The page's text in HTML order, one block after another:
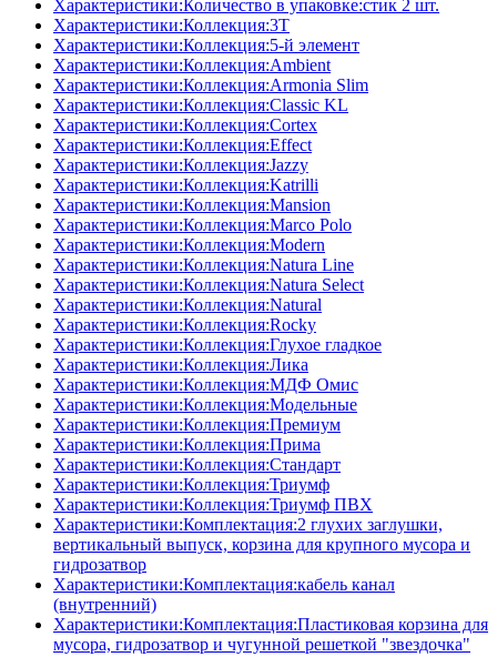
Характеристики:Количество в упаковке:стик 2 шт.
Характеристики:Коллекция:3T
Характеристики:Коллекция:5-й элемент
Характеристики:Коллекция:Ambient
Характеристики:Коллекция:Armonia Slim
Характеристики:Коллекция:Classic KL
Характеристики:Коллекция:Cortex
Характеристики:Коллекция:Effect
Характеристики:Коллекция:Jazzy
Характеристики:Коллекция:Katrilli
Характеристики:Коллекция:Mansion
Характеристики:Коллекция:Marco Polo
Характеристики:Коллекция:Modern
Характеристики:Коллекция:Natura Line
Характеристики:Коллекция:Natura Select
Характеристики:Коллекция:Natural
Характеристики:Коллекция:Rocky
Характеристики:Коллекция:Глухое гладкое
Характеристики:Коллекция:Лика
Характеристики:Коллекция:МДФ Омис
Характеристики:Коллекция:Модельные
Характеристики:Коллекция:Премиум
Характеристики:Коллекция:Прима
Характеристики:Коллекция:Стандарт
Характеристики:Коллекция:Триумф
Характеристики:Коллекция:Триумф ПВХ
Характеристики:Комплектация:2 глухих заглушки,
вертикальный выпуск, корзина для крупного мусора и
гидрозатвор
Характеристики:Комплектация:кабель канал
(внутренний)
Характеристики:Комплектация:Пластиковая корзина для
мусора, гидрозатвор и чугунной решеткой "звездочка"